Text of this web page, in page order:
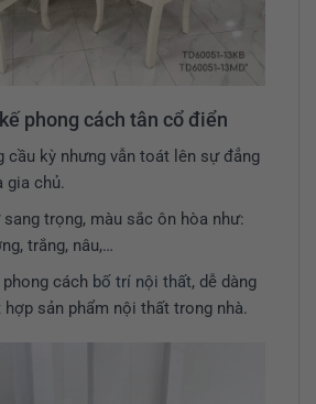
phong cách tân cổ điển
cầu kỳ nhưng vẫn toát lên sự đẳng
gia chủ.
trọng, màu sắc ôn hòa như:
trắng, nâu,…
cách bố trí nội thất, dễ dàng
sản phẩm nội thất trong nhà.